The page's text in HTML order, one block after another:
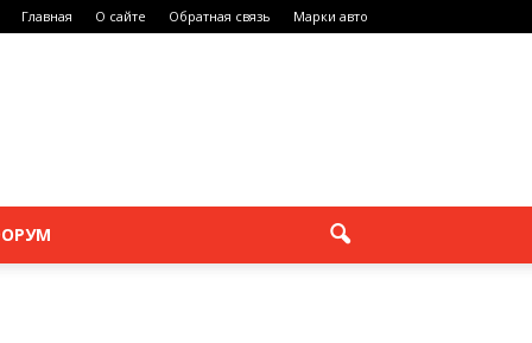
Главная О сайте Обратная связь Марки авто